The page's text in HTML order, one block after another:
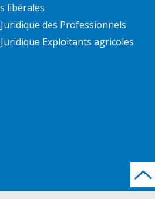
libérales
des Professionnels
Exploitants agricoles